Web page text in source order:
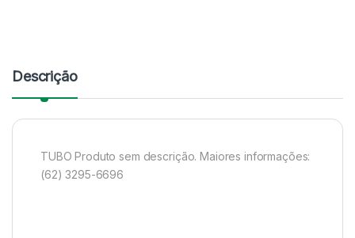
Descrição
TUBO Produto sem descrição. Maiores informações:
(62) 3295-6696